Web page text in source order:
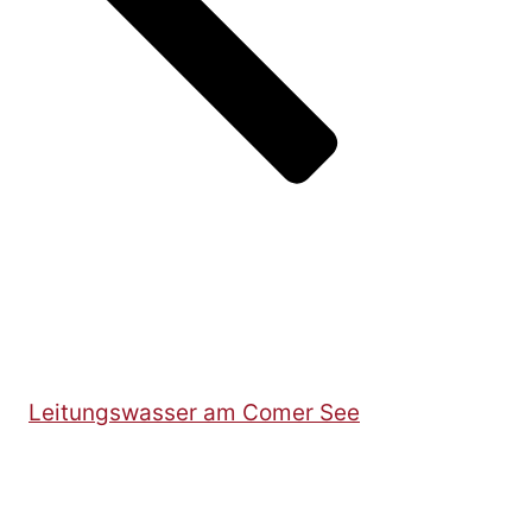
Leitungswasser am Comer See